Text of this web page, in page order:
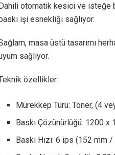
otomatik kesici ve isteğe
işi esnekliği sağlıyor.
masa üstü tasarımı
sağlıyor.
özellikler:
Mürekkep Türü: Toner, (4
Baskı Çözünürlüğü: 1200 x
Baskı Hızı: 6 ips (152